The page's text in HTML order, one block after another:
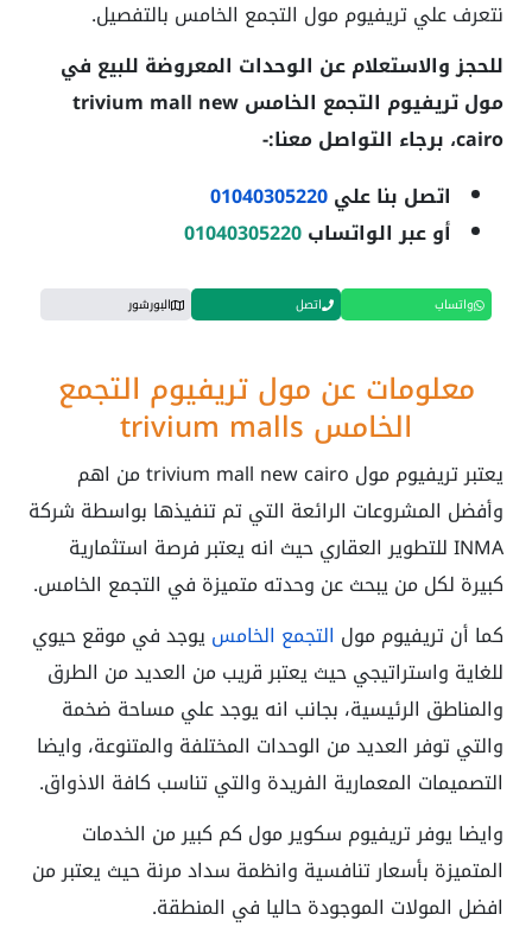
نتعرف عليتريفيوم مول التجمع الخامس بالتفصيل.
للحجز والاستعلام عن الوحدات المعروضة للبيع في
مول تريفيوم التجمع الخامسtrivium mall new
cairo، برجاء التواصل معنا:-
اتصل بنا علي01040305220
أو عبر الواتساب01040305220
واتساب اتصل البورشور
معلومات عن مول تريفيوم التجمع
الخامس trivium malls
يعتبرتريفيوم مول
trivium mall new cairo من اهم
وأفضل المشروعات الرائعة التي تم تنفيذها بواسطة شركة
INMA للتطوير العقاري حيث انه يعتبر فرصة استثمارية
كبيرة لكل من يبحث عن وحدته متميزة في التجمع الخامس.
كما أنتريفيوم مول التجمع الخامسيوجد في موقع حيوي
للغاية واستراتيجي حيث يعتبر قريب من العديد من الطرق
والمناطق الرئيسية، بجانب انه يوجد علي مساحة ضخمة
والتي توفر العديد من الوحدات المختلفة والمتنوعة، وايضا
التصميمات المعمارية الفريدة والتي تناسب كافة الاذواق.
وايضا يوفرتريفيوم سكوير مول كم كبير من الخدمات
المتميزة بأسعار تنافسية وانظمة سداد مرنة حيث يعتبر من
افضل المولات الموجودة حاليا في المنطقة.